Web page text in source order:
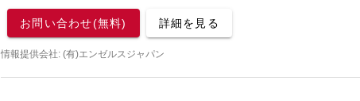
お問い合わせ(無料) 詳細を見る
情報提供会社: (有)エンゼルスジャパン